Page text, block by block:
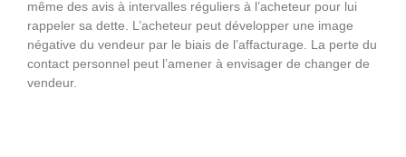
même des avis à intervalles réguliers à l’acheteur pour lui
rappeler sa dette. L’acheteur peut développer une image
négative du vendeur par le biais de l’affacturage. La perte du
contact personnel peut l’amener à envisager de changer de
vendeur.